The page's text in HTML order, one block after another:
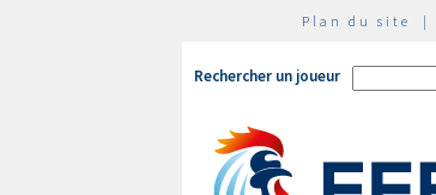
Plan du site |
Rechercher un joueur